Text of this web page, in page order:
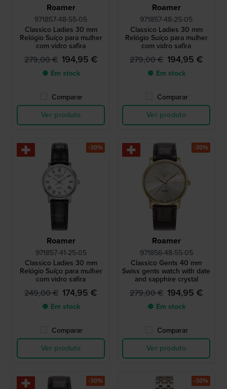
Roamer
971857-48-55-05
Classico Ladies 30 mm
Relógio Suíço para mulher
com vidro safira
279,00 € 194,95 €
● Em stock
Comparar
Ver produto
Roamer
971857-48-25-05
Classico Ladies 30 mm
Relógio Suíço para mulher
com vidro safira
279,00 € 194,95 €
● Em stock
Comparar
Ver produto
Roamer
971857-41-25-05
Classico Ladies 30 mm
Relógio Suíço para mulher
com vidro safira
249,00 € 174,95 €
● Em stock
Comparar
Ver produto
-30%
Roamer
971856-48-55-05
Classico Gents 40 mm
Swiss gents watch with date
and sapphire crystal
279,00 € 194,95 €
● Em stock
Comparar
Ver produto
-30%
-30% -30%